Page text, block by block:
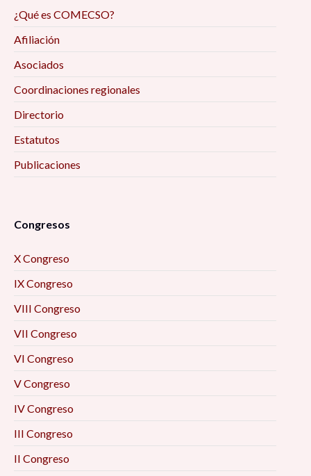
¿Qué es COMECSO?
Afiliación
Asociados
Coordinaciones regionales
Directorio
Estatutos
Publicaciones
Congresos
X Congreso
IX Congreso
VIII Congreso
VII Congreso
VI Congreso
V Congreso
IV Congreso
III Congreso
II Congreso